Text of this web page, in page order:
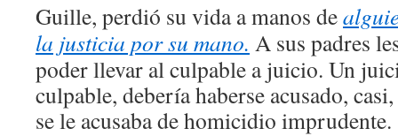
Guille, perdió su vida a manos de
la justicia por su mano. A sus padres
poder llevar al culpable a juicio. Un
culpable, debería haberse acusado,
se le acusaba de homicidio imprudente.